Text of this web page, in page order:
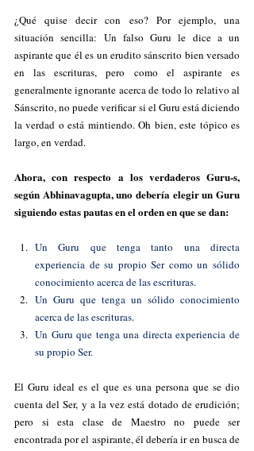
¿Qué quise decir con eso? Por ejemplo, una
situación sencilla: Un falso Guru le dice a un
aspirante que él es un erudito sánscrito bien versado
en las escrituras, pero como el aspirante es
generalmente ignorante acerca de todo lo relativo al
Sánscrito, no puede verificar si el Guru está diciendo
la verdad o está mintiendo. Oh bien, este tópico es
largo, en verdad.
Ahora, con respecto a los verdaderos Guru-s,
según Abhinavagupta, uno debería elegir un Guru
siguiendo estas pautas en el orden en que se dan:
Un Guru que tenga tanto una directa
experiencia de su propio Ser como un sólido
conocimiento acerca de las escrituras.
Un Guru que tenga un sólido conocimiento
acerca de las escrituras.
Un Guru que tenga una directa experiencia de
su propio Ser.
El Guru ideal es el que es una persona que se dio
cuenta del Ser, y a la vez está dotado de erudición;
pero si esta clase de Maestro no puede ser
encontrada por el aspirante, él debería ir en busca de